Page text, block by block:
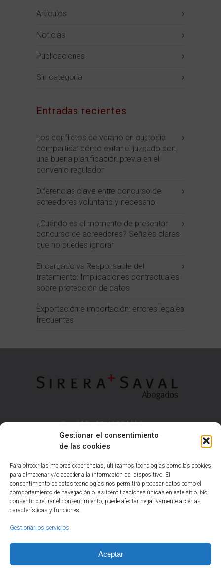
Gestionar el consentimiento
de las cookies
Para ofrecer las mejores experiencias, utilizamos tecnologías como las cookies
para almacenar y/o acceder a la información del dispositivo. El
consentimiento de estas tecnologías nos permitirá procesar datos como el
comportamiento de navegación o las identificaciones únicas en este sitio. No
consentir o retirar el consentimiento, puede afectar negativamente a ciertas
características y funciones.
Gestionar los servicios
Aceptar
Artículos
Noticias
Publicaciones
Sin categoría
Entradas recientes
Los conflictos de verano en custodia
compartida: cómo evitar el juzgado con
una buena planificación previa en el
convenio regulador
Diferencias clave entre concurso de
acreedores voluntario y necesario
¿Cuándo es el momento de presentar
concurso de acreedores? Señales claras
que no puedes ignorar
Encargado vs Responsable del
tratamiento: Implicaciones contractuales
sobre protección de datos
Exportación e importación: errores legales
frecuentes
Sorní 18 - 1º, 46004 Valencia
NIF B97613624
F: 963 84 53 09
admon@ssaval.com
Política de cookies (UE)